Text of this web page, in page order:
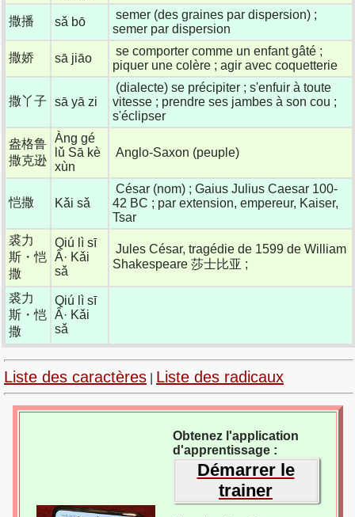
撒播 sǎ bō
semer (des graines par dispersion) ;
semer par dispersion
撒娇 sā jiāo
se comporter comme un enfant gâté ;
piquer une colère ; agir avec coquetterie
撒丫子 sā yā zi
(dialecte) se précipiter ; s'enfuir à toute
vitesse ; prendre ses jambes à son cou ;
s'éclipser
盎格鲁
撒克逊
Àng gé
lǔ Sā kè
xùn
Anglo-Saxon (peuple)
恺撒 Kǎi sǎ
César (nom) ; Gaius Julius Caesar 100-
42 BC ; par extension, empereur, Kaiser,
Tsar
裘力
斯・恺
撒
Qiú lì sī
Â· Kǎi
sǎ
Jules César, tragédie de 1599 de William
Shakespeare 莎士比亚 ;
裘力
斯・恺
撒
Qiú lì sī
Â· Kǎi
sǎ
Liste des caractères Liste des radicaux
Obtenez l'application
d'apprentissage :
Démarrer le
trainer